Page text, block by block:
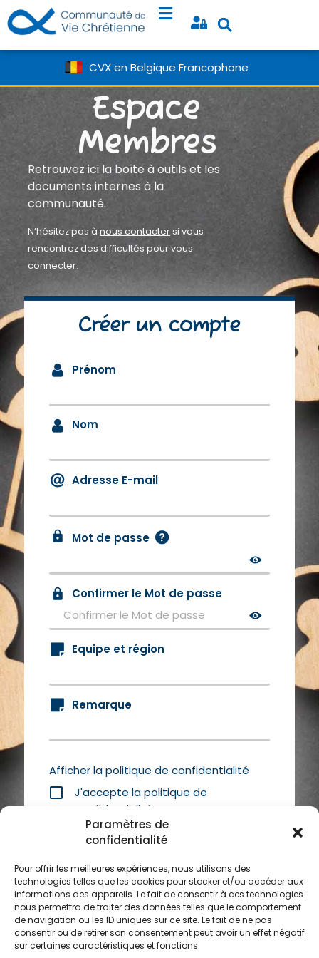
Paramètres de
confidentialité
Pour offrir les meilleures expériences, nous utilisons des
technologies telles que les cookies pour stocker et/ou accéder aux
informations des appareils. Le fait de consentir à ces technologies
nous permettra de traiter des données telles que le comportement
de navigation ou les ID uniques sur ce site. Le fait de ne pas
consentir ou de retirer son consentement peut avoir un effet négatif
sur certaines caractéristiques et fonctions.
CVX en Belgique Francophone
Espace
Membres
Retrouvez ici la boîte à outils et les
documents internes à la
communauté.
N’hésitez pas ànous contactersi vous
rencontrez des difficultés pour vous
connecter.
Créer un compte
Prénom
Nom
Adresse E-mail
Mot de passe
Confirmer le Mot de passe
Equipe et région
Remarque
Afficher la politique de confidentialité
J'accepte la politique de
confidentialité
Vous avez déjà un compte ?Connectez-vous ici